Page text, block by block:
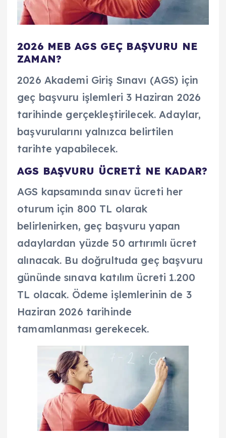
2026 MEB AGS GEÇ BAŞVURU NE
ZAMAN?
2026 Akademi Giriş Sınavı (AGS) için
geç başvuru işlemleri 3 Haziran 2026
tarihinde gerçekleştirilecek. Adaylar,
başvurularını yalnızca belirtilen
tarihte yapabilecek.
AGS BAŞVURU ÜCRETİ NE KADAR?
AGS kapsamında sınav ücreti her
oturum için 800 TL olarak
belirlenirken, geç başvuru yapan
adaylardan yüzde 50 artırımlı ücret
alınacak. Bu doğrultuda geç başvuru
gününde sınava katılım ücreti 1.200
TL olacak. Ödeme işlemlerinin de 3
Haziran 2026 tarihinde
tamamlanması gerekecek.